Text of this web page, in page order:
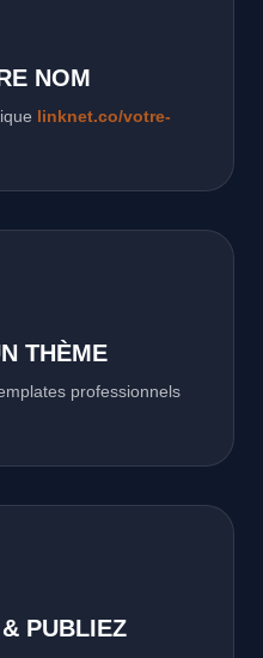
NOM
linknet.co/votre-
THÈME
professionnels
PUBLIEZ